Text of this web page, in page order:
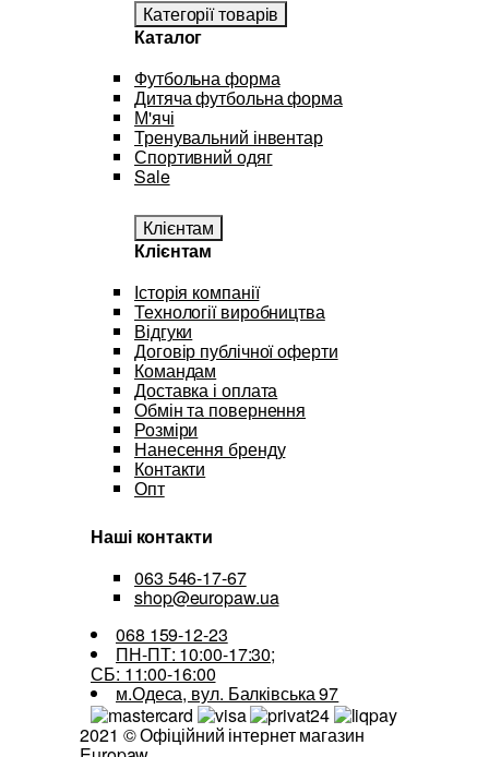
Категорії товарів
Каталог
Футбольна форма
Дитяча футбольна форма
М'ячі
Тренувальний інвентар
Спортивний одяг
Sale
Клієнтам
Клієнтам
Історія компанії
Технології виробництва
Відгуки
Договір публічної оферти
Командам
Доставка і оплата
Обмін та повернення
Розміри
Нанесення бренду
Контакти
Опт
Наші контакти
063 546-17-67
shop@europaw.ua
068 159-12-23
ПН-ПТ: 10:00-17:30;
СБ: 11:00-16:00
м.Одеса, вул. Балківська 97
2021 © Офіційний інтернет магазин